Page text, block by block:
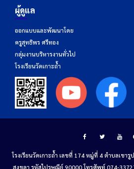
ผู้ดูแล
ออกแบบและพัฒนาโดย
ครูสุทธิพร ศรีทอง
กลุ่มงานบริหารงานทั่วไป
โรงเรียนวัดเกาะถ้ำ
โรงเรียนวัดเกาะถ้ำ เลขที่ 174 หมู่ที่ 4 ตำบลเขารู
สงขลา รหัสไปรษณีย์ 90000 โทรศัพท์ 074-